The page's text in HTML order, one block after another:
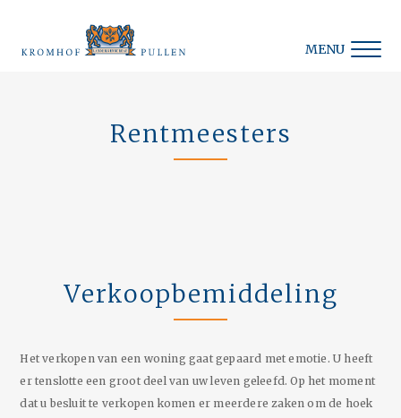
MENU
Rentmeesters
Verkoopbemiddeling
Het verkopen van een woning gaat gepaard met emotie. U heeft
er tenslotte een groot deel van uw leven geleefd. Op het moment
dat u besluit te verkopen komen er meerdere zaken om de hoek